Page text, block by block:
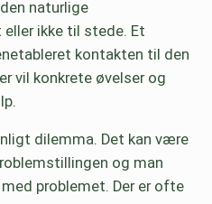
naturlige
ikke til stede. Et
kontakten til den
vil konkrete øvelser og
dilemma. Det kan være
og man
problemet. Der er ofte